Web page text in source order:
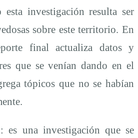
investigación resulta ser
sobre este territorio. En
final actualiza datos y
que se venían dando en el
tópicos que no se habían
es una investigación que se